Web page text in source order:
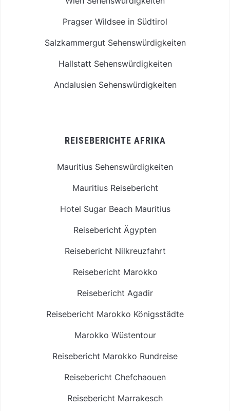
Pragser Wildsee in Südtirol
Salzkammergut Sehenswürdigkeiten
Hallstatt Sehenswürdigkeiten
Andalusien Sehenswürdigkeiten
REISEBERICHTE AFRIKA
Mauritius Sehenswürdigkeiten
Mauritius Reisebericht
Hotel Sugar Beach Mauritius
Reisebericht Ägypten
Reisebericht Nilkreuzfahrt
Reisebericht Marokko
Reisebericht Agadir
Reisebericht Marokko Königsstädte
Marokko Wüstentour
Reisebericht Marokko Rundreise
Reisebericht Chefchaouen
Reisebericht Marrakesch